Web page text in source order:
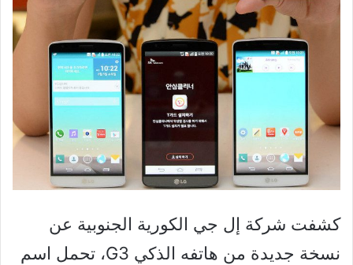
كشفت شركة إل جي الكورية الجنوبية عن
نسخة جديدة من هاتفه الذكي G3، تحمل اسم